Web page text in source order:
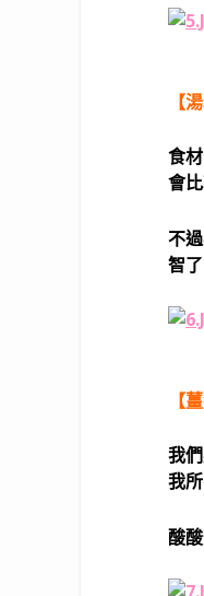
【
食
會
不
智了
【
我
我
酸